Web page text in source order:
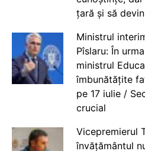
țară și să
Ministrul
Pîslaru: În
ministrul
îmbunătățite
pe 17 iulie /
crucial
Vicepremierul
învățământul